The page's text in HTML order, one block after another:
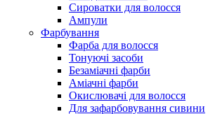
Сироватки для волосся
Ампули
Фарбування
Фарба для волосся
Тонуючі засоби
Безаміачні фарби
Аміачні фарби
Окислювачі для волосся
Для зафарбовування сивини